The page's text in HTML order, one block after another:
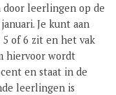
door leerlingen op de
Je kunt aan
5 of 6 zit en het vak
hiervoor wordt
en staat in de
leerlingen is